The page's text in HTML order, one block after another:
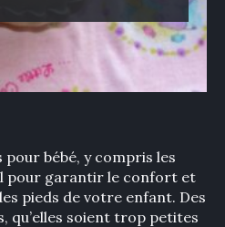
pour bébé, y compris les
pour garantir le confort et
pieds de votre enfant. Des
qu’elles soient trop petites